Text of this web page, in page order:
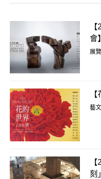
會
展
藝
刻